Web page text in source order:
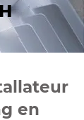
en